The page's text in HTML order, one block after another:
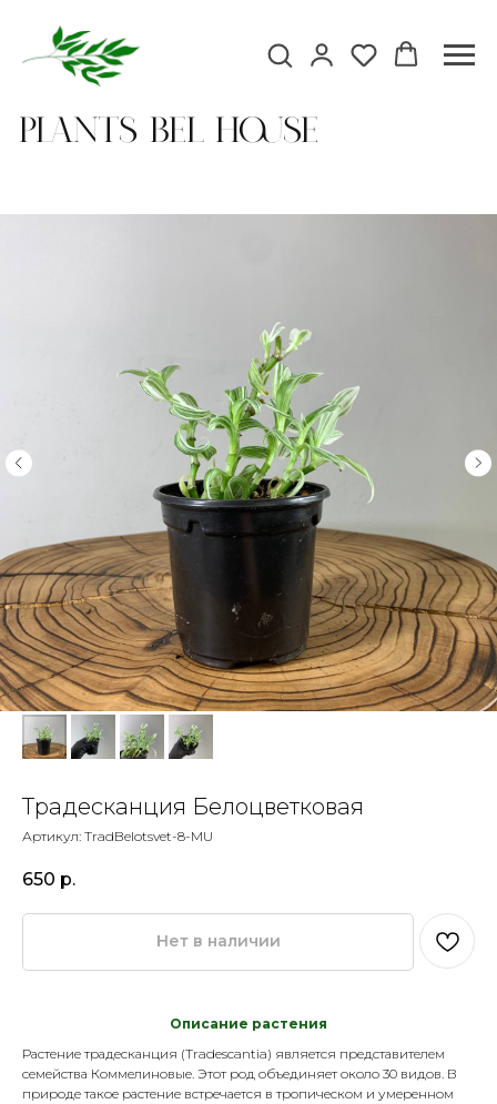
Plants Bel house
Традесканция Белоцветковая
Артикул: TradBelotsvet-8-MU
650 р.
Нет в наличии
Описание растения
Растение традесканция (Tradescantia) является представителем
семейства Коммелиновые. Этот род объединяет около 30 видов. В
природе такое растение встречается в тропическом и умеренном